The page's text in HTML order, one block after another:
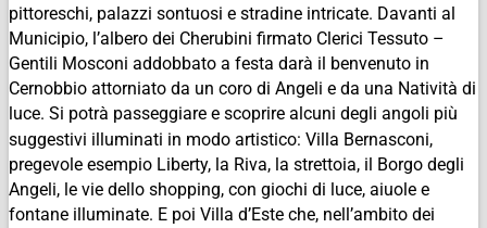
pittoreschi, palazzi sontuosi e stradine intricate. Davanti al
Municipio, l’albero dei Cherubini firmato Clerici Tessuto –
Gentili Mosconi addobbato a festa darà il benvenuto in
Cernobbio attorniato da un coro di Angeli e da una Natività di
luce. Si potrà passeggiare e scoprire alcuni degli angoli più
suggestivi illuminati in modo artistico: Villa Bernasconi,
pregevole esempio Liberty, la Riva, la strettoia, il Borgo degli
Angeli, le vie dello shopping, con giochi di luce, aiuole e
fontane illuminate. E poi Villa d’Este che, nell’ambito dei